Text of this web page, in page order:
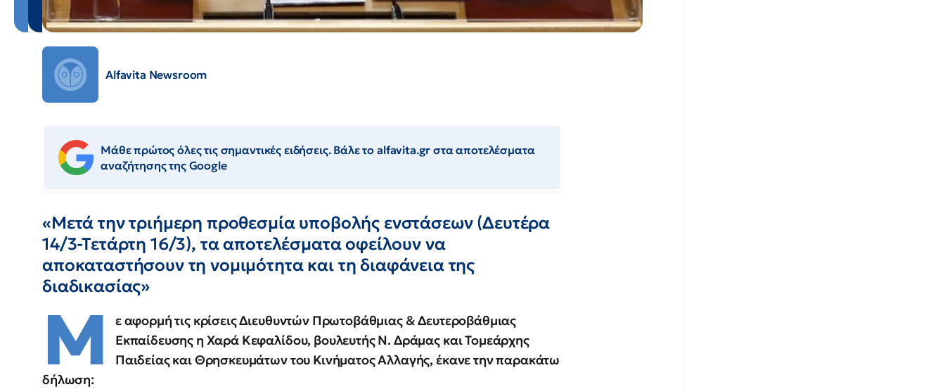
Alfavita Newsroom
Μάθε πρώτος όλες τις σημαντικές ειδήσεις. Βάλε το alfavita.gr στα αποτελέσματα
αναζήτησης της Google
«Μετά την τριήμερη προθεσμία υποβολής ενστάσεων (Δευτέρα
14/3-Τετάρτη 16/3), τα αποτελέσματα οφείλουν να
αποκαταστήσουν τη νομιμότητα και τη διαφάνεια της
διαδικασίας»
Μ
ε αφορμή τις κρίσεις Διευθυντών Πρωτοβάθμιας & Δευτεροβάθμιας
Εκπαίδευσης η Χαρά Κεφαλίδου, βουλευτής Ν. Δράμας και Τομεάρχης
Παιδείας και Θρησκευμάτων του Κινήματος Αλλαγής, έκανε την παρακάτω
δήλωση: